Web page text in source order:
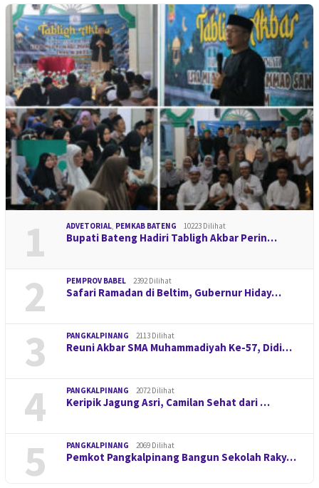
1 ADVETORIAL, PEMKAB BATENG 10223 Dilihat
Bupati Bateng Hadiri Tabligh Akbar Perin…
2 PEMPROV BABEL 2392 Dilihat
Safari Ramadan di Beltim, Gubernur Hiday…
3 PANGKALPINANG 2113 Dilihat
Reuni Akbar SMA Muhammadiyah Ke-57, Didi…
4 PANGKALPINANG 2072 Dilihat
Keripik Jagung Asri, Camilan Sehat dari …
5 PANGKALPINANG 2069 Dilihat
Pemkot Pangkalpinang Bangun Sekolah Raky…